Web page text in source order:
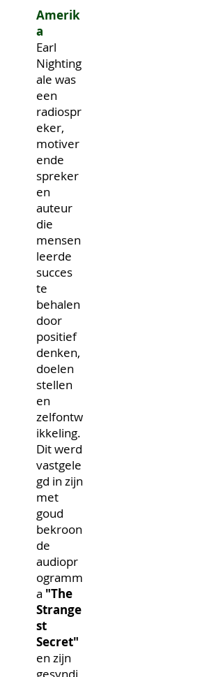
Amerik
a
Earl
Nighting
ale was
een
radiospr
eker,
motiver
ende
spreker
en
auteur
die
mensen
leerde
succes
te
behalen
door
positief
denken,
doelen
stellen
en
zelfontw
ikkeling.
Dit werd
vastgele
gd in zijn
met
goud
bekroon
de
audiopr
ogramm
a "The
Strange
st
Secret"
en zijn